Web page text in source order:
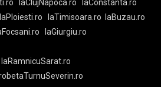
laClujNapoca.ro
laConstanta.ro
laPloiesti.ro laTimisoara.ro
laBuzau.ro
laGiurgiu.ro
laRamnicuSarat.ro